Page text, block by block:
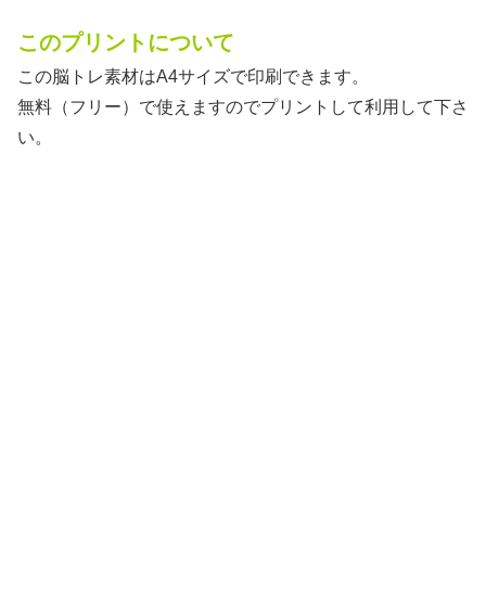
このプリントについて
この脳トレ素材はA4サイズで印刷できます。
無料（フリー）で使えますのでプリントして利用して下さ
い。